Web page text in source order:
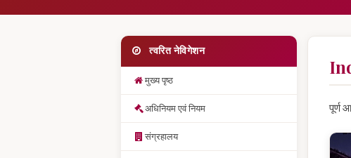
त्वरित नेविगेशन
मुख्य पृष्ठ
अधिनियम एवं नियम
संग्रहालय
पूर्ण